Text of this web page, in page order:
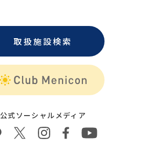
取扱施設検索
公式ソーシャルメディア